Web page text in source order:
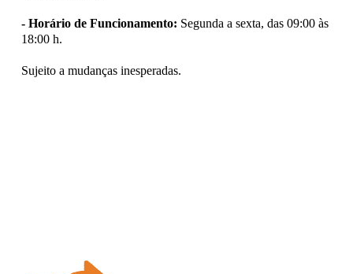
- Horário de Funcionamento: Segunda a sexta, das 09:00 às
18:00 h.
Sujeito a mudanças inesperadas.